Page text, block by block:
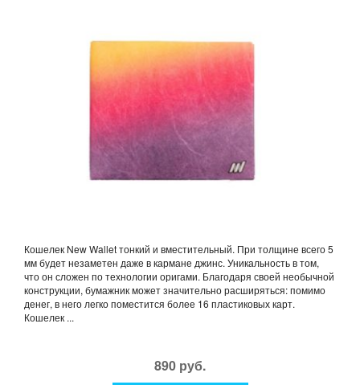
Кошелек New Wallet тонкий и вместительный. При толщине всего 5
мм будет незаметен даже в кармане джинс. Уникальность в том,
что он сложен по технологии оригами. Благодаря своей необычной
конструкции, бумажник может значительно расширяться: помимо
денег, в него легко поместится более 16 пластиковых карт.
Кошелек ...
890 руб.